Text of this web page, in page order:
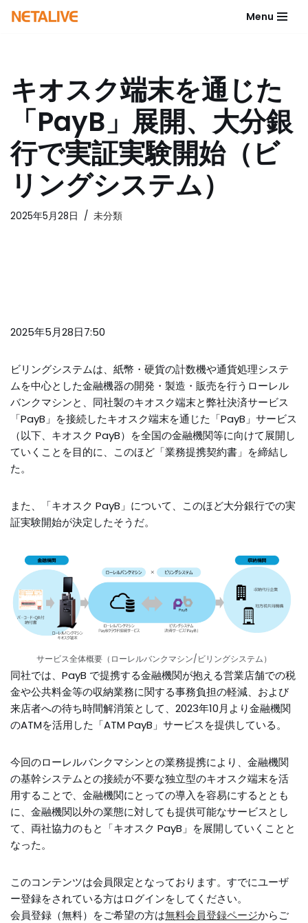
ン
キ
ッ
プ
Menu
キオスク端末を通じた
「PayB」展開、大分銀
行で実証実験開始（ビ
リングシステム）
2025年5月28日 未分類
2025年5月28日7:50
ビリングシステムは、紙幣・硬貨の計数機や通貨処理システ
ムを中心とした金融機器の開発・製造・販売を行うローレル
バンクマシンと、同社製のキオスク端末と弊社決済サービス
「PayB」を接続したキオスク端末を通じた「PayB」サービス
（以下、キオスク PayB）を全国の金融機関等に向けて展開し
ていくことを目的に、このほど「業務提携契約書」を締結し
た。
また、「キオスク PayB」について、このほど大分銀行での実
証実験開始が決定したそうだ。
サービス全体概要（ローレルバンクマシン/ビリングシステム）
同社では、PayB で提携する金融機関が抱える営業店舗での税
金や公共料金等の収納業務に関する事務負担の軽減、および
来店者への待ち時間解消策として、2023年10月より金融機関
のATMを活用した「ATM PayB」サービスを提供している。
今回のローレルバンクマシンとの業務提携により、金融機関
の基幹システムとの接続が不要な独立型のキオスク端末を活
用することで、金融機関にとっての導入を容易にするととも
に、金融機関以外の業態に対しても提供可能なサービスとし
て、両社協力のもと「キオスク PayB」を展開していくことと
なった。
このコンテンツは会員限定となっております。すでにユーザ
ー登録をされている方はログインをしてください。
会員登録（無料）をご希望の方は無料会員登録ページからご